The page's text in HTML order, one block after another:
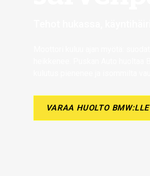
VARAA HUOLTO BMW:LLE